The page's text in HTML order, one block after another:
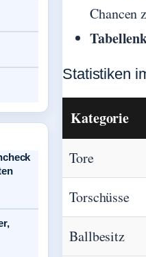
Chancen
Statistiken
Kategorie
Tore
Torschüsse
Ballbesitz